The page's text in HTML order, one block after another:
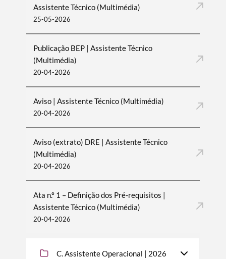
Assistente Técnico (Multimédia)
25-05-2026
Publicação BEP | Assistente Técnico
(Multimédia)
20-04-2026
Aviso | Assistente Técnico (Multimédia)
20-04-2026
Aviso (extrato) DRE | Assistente Técnico
(Multimédia)
20-04-2026
Ata n.º 1 – Definição dos Pré-requisitos |
Assistente Técnico (Multimédia)
20-04-2026
C. Assistente Operacional | 2026